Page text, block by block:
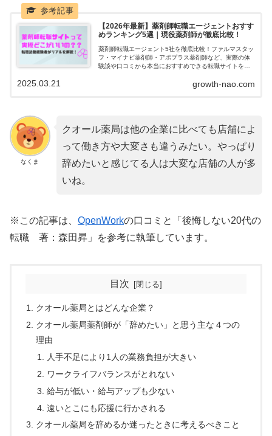
【2026年最新】薬剤師転職エージェントおすす
めランキング5選｜現役薬剤師が徹底比較！
薬剤師転職エージェント5社を徹底比較！ファルマスタッ
フ・マイナビ薬剤師・アポプラス薬剤師など、実際の体
験談や口コミから本当におすすめできる転職サイトを紹
growth-nao.com
2025.03.21
なくま
クオール薬局は他の企業に比べても店舗によ
って働き方や大変さも違うみたい。やっぱり
辞めたいと感じてる人は大変な店舗の人が多
いね。
※この記事は、 OpenWorkの口コミと「後悔しない20代の
転職 著：森田昇」を参考に執筆しています。
目次
クオール薬局とはどんな企業？
クオール薬局薬剤師が「辞めたい」と思う主な４つの
理由
人手不足により1人の業務負担が大きい
ワークライフバランスがとれない
給与が低い・給与アップも少ない
遠いとこにも応援に行かされる
クオール薬局を辞めるか迷ったときに考えるべきこと